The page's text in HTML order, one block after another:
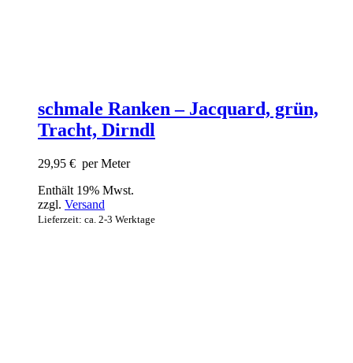
schmale Ranken – Jacquard, grün,
Tracht, Dirndl
29,95 € per Meter
Enthält 19% Mwst.
zzgl. Versand
Lieferzeit: ca. 2-3 Werktage